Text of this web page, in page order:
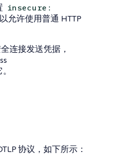
insecure:
允许使用普通 HTTP
连接发送凭据，
协议，如下所示：